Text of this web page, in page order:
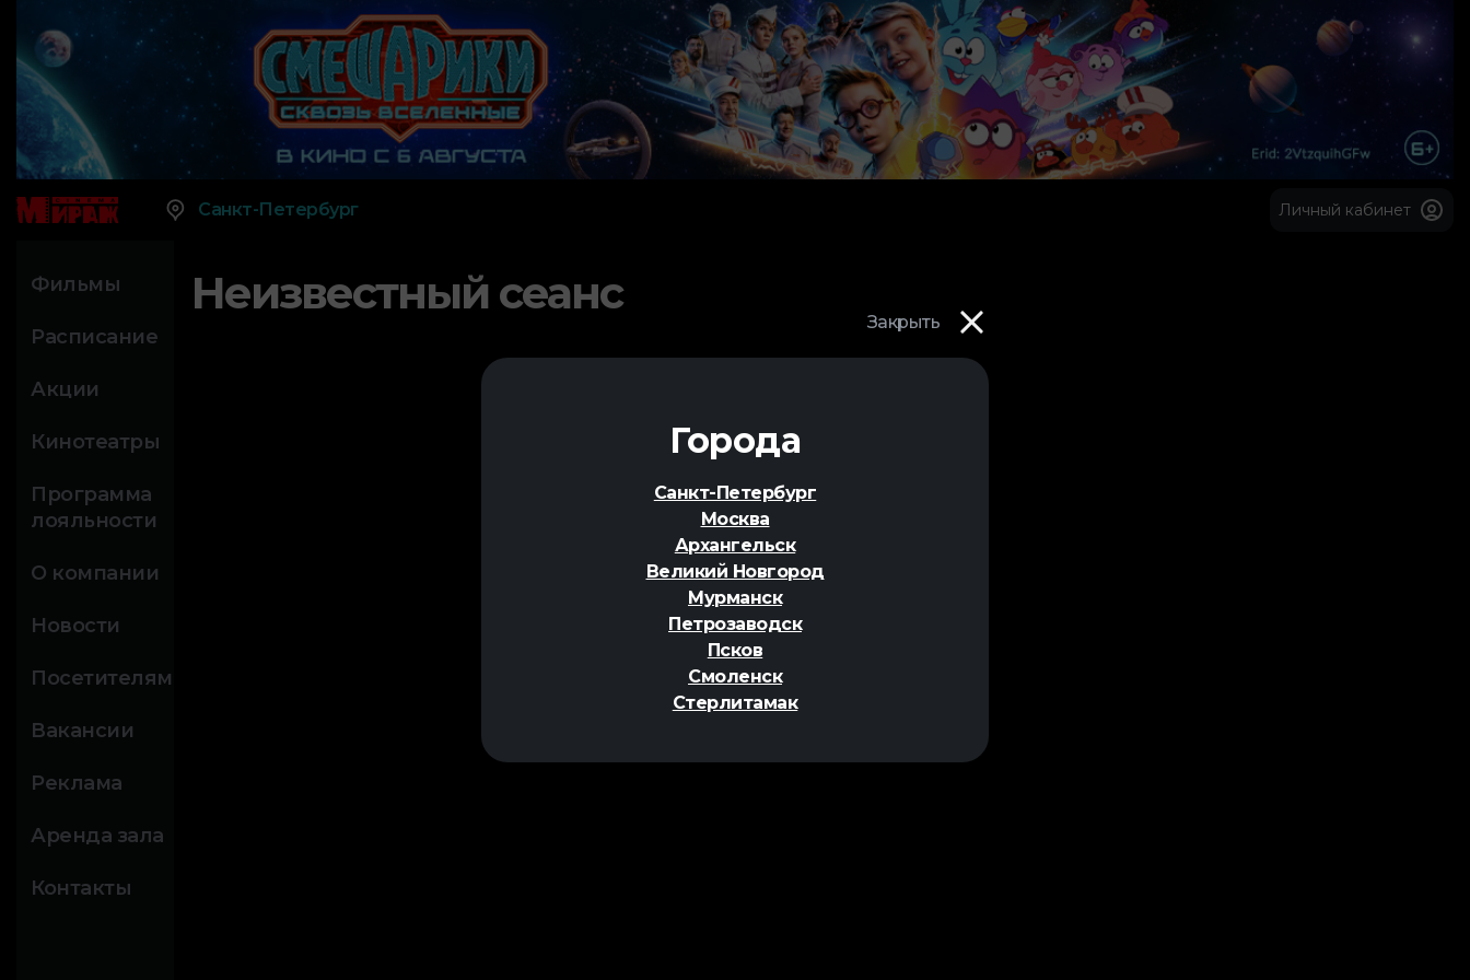
Закрыть
Города
Санкт-Петербург
Москва
Архангельск
Великий Новгород
Мурманск
Петрозаводск
Псков
Смоленск
Стерлитамак
Санкт-Петербург Личный кабинет
Фильмы
Расписание
Акции
Кинотеатры
Программа
лояльности
О компании
Новости
Посетителям
Вакансии
Реклама
Аренда зала
Контакты
Неизвестный сеанс